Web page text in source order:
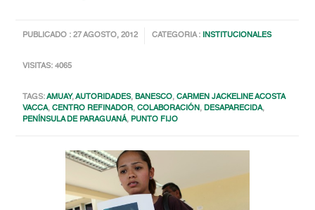
PUBLICADO : 27 AGOSTO, 2012 CATEGORIA : INSTITUCIONALES
VISITAS: 4065
TAGS:AMUAY,AUTORIDADES,BANESCO,CARMEN JACKELINE ACOSTA
VACCA,CENTRO REFINADOR,COLABORACIÓN,DESAPARECIDA,
PENÍNSULA DE PARAGUANÁ, PUNTO FIJO